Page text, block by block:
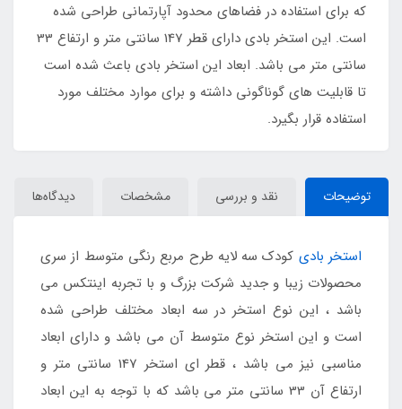
که برای استفاده در فضاهای محدود آپارتمانی طراحی شده
است. این استخر بادی دارای قطر 147 سانتی متر و ارتفاع 33
سانتی متر می باشد. ابعاد این استخر بادی باعث شده است
تا قابلیت های گوناگونی داشته و برای موارد مختلف مورد
استفاده قرار بگیرد.
توضیحات نقد و بررسی مشخصات دیدگاه‌ها
استخر بادی کودک سه لایه طرح مربع رنگی متوسط از سری
محصولات زیبا و جدید شرکت بزرگ و با تجربه اینتکس می
باشد ، این نوع استخر در سه ابعاد مختلف طراحی شده
است و این استخر نوع متوسط آن می باشد و دارای ابعاد
مناسبی نیز می باشد ، قطر ای استخر 147 سانتی متر و
ارتفاع آن 33 سانتی متر می باشد که با توجه به این ابعاد